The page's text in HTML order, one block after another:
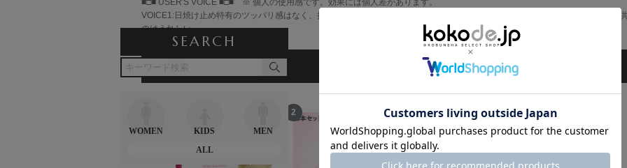
SEARCH
WOMEN KIDS
MEN
ALL
■□■ USER'S VOICE ■□■ ※ 個人の使用感です。効果には個人差があります。
VOICE1: 日焼け止め特有のツッパリ感はなく、持続性がある潤いで、長時間守られている感じ。匂いもラベンダーで癒され、子
のはうれしい。
RANKING ランキング
2 3 4